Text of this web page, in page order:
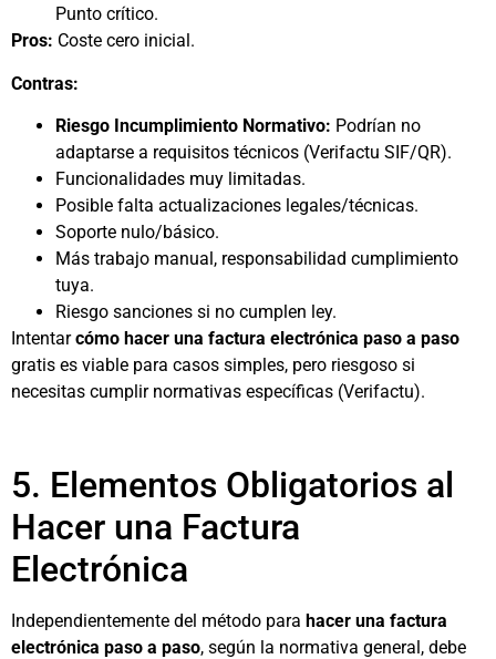
Punto crítico.
Pros: Coste cero inicial.
Contras:
Riesgo Incumplimiento Normativo: Podrían no
adaptarse a requisitos técnicos (Verifactu SIF/QR).
Funcionalidades muy limitadas.
Posible falta actualizaciones legales/técnicas.
Soporte nulo/básico.
Más trabajo manual, responsabilidad cumplimiento
tuya.
Riesgo sanciones si no cumplen ley.
Intentarcómo hacer una factura electrónica paso a paso
gratis es viable para casos simples, pero riesgoso si
necesitas cumplir normativas específicas (Verifactu).
5. Elementos Obligatorios al
Hacer una Factura
Electrónica
Independientemente del método para hacer una factura
electrónica paso a paso, según la normativa general, debe